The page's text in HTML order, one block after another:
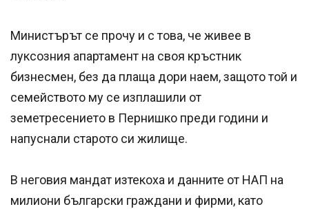
Министърът се прочу и с това, че живее в
луксозния апартамент на своя кръстник
бизнесмен, без да плаща дори наем, защото той и
семейството му се изплашили от
земетресението в Пернишко преди години и
напуснали старото си жилище.
В неговия мандат изтекоха и данните от НАП на
милиони български граждани и фирми, като